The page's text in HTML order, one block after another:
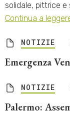
solidale, pittrice e
Continua a
NOTIZIE
Emergenza
NOTIZIE
Palermo: